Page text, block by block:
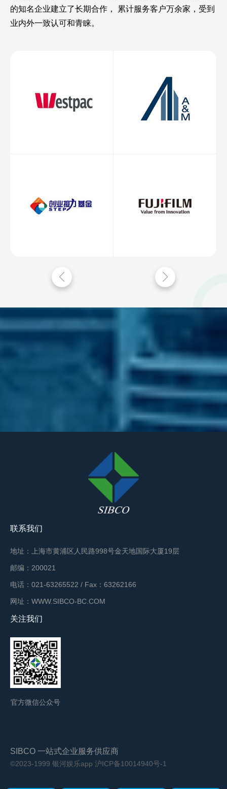
的知名企业建立了长期合作，
累计服务客户万余家，受到
业内外一致认可和青睐。
联系我们
地址：上海市黄浦区人民路998号金天地国际大厦19层
邮编：200021
电话：021-63265522 / Fax：63262166
网址：WWW.SIBCO-BC.COM
关注我们
官方微信公众号
SIBCO 一站式企业服务供应商
©2023-1999 银河娱乐app 沪ICP备10014940号-1